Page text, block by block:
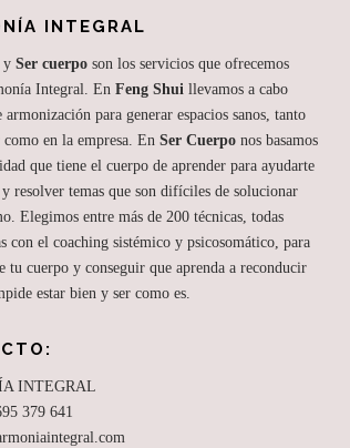
INTEGRAL
y Ser cuerpo son los servicios que ofrecemos
Integral. En Feng Shui llevamos a cabo
armonización para generar espacios sanos, tanto
en la empresa. En Ser Cuerpo nos basamos
que tiene el cuerpo de aprender para ayudarte
resolver temas que son difíciles de solucionar
Elegimos entre más de 200 técnicas, todas
con el coaching sistémico y psicosomático, para
tu cuerpo y conseguir que aprenda a reconducir
estar bien y ser como es.
INTEGRAL
379 641